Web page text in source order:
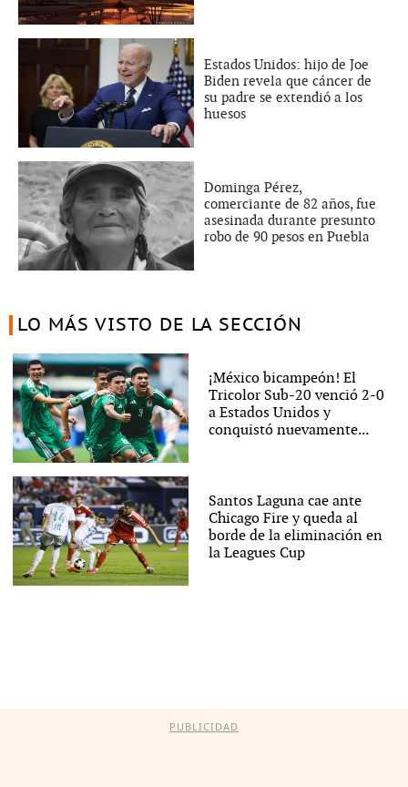
Estados Unidos: hijo de Joe
Biden revela que cáncer de
su padre se extendió a los
huesos
Dominga Pérez,
comerciante de 82 años, fue
asesinada durante presunto
robo de 90 pesos en Puebla
LO MÁS VISTO DE LA SECCIÓN
¡México bicampeón! El
Tricolor Sub-20 venció 2-0
a Estados Unidos y
conquistó nuevamente...
Santos Laguna cae ante
Chicago Fire y queda al
borde de la eliminación en
la Leagues Cup
PUBLICIDAD